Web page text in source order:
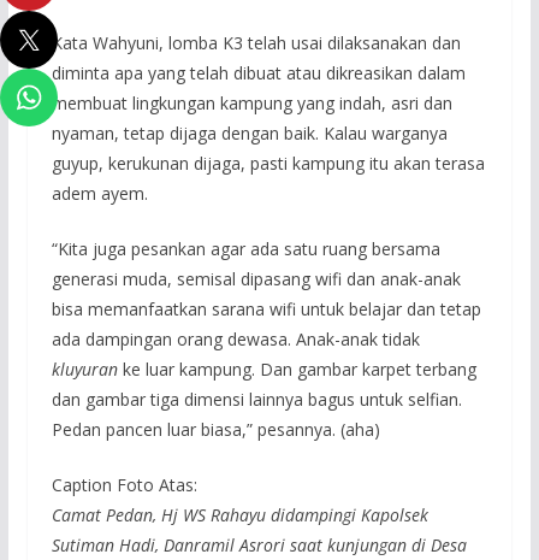
Kata Wahyuni, lomba K3 telah usai dilaksanakan dan
diminta apa yang telah dibuat atau dikreasikan dalam
membuat lingkungan kampung yang indah, asri dan
nyaman, tetap dijaga dengan baik. Kalau warganya
guyup, kerukunan dijaga, pasti kampung itu akan terasa
adem ayem.
“Kita juga pesankan agar ada satu ruang bersama
generasi muda, semisal dipasang wifi dan anak-anak
bisa memanfaatkan sarana wifi untuk belajar dan tetap
ada dampingan orang dewasa. Anak-anak tidak
kluyuranke luar kampung. Dan gambar karpet terbang
dan gambar tiga dimensi lainnya bagus untuk selfian.
Pedan pancen luar biasa,” pesannya. (aha)
Caption Foto Atas:
Camat Pedan, Hj WS Rahayu didampingi Kapolsek
Sutiman Hadi, Danramil Asrori saat kunjungan di Desa